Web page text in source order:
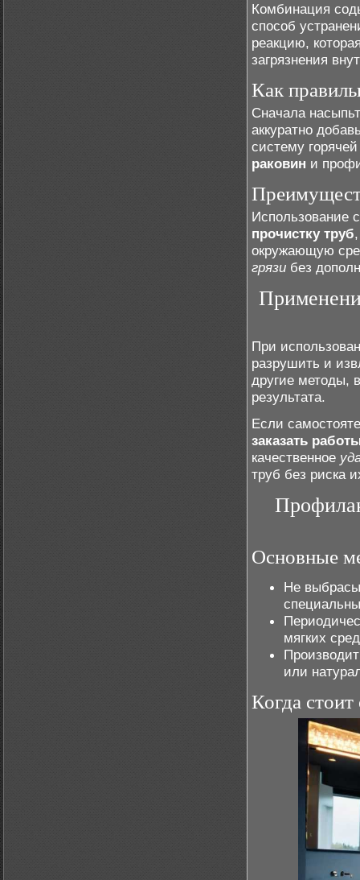
Комбинация
способ
реакцию,
загрязнения
Как
Сначала
аккуратно
систему
раковин и
Использование
прочистку труб
окружающую
грязи без
При
разрушить и
другие
результата.
Если
заказать
качественное
труб без риска
Основные
Не
мягких
или
Когда стоит